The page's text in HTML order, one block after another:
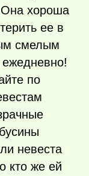
Она хороша
ее в
смелым
ежедневно!
по
невеста
кто же ей